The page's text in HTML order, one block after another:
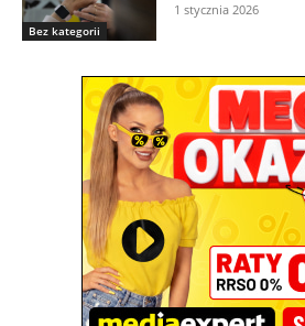
Bez kategorii
1 stycznia 2026